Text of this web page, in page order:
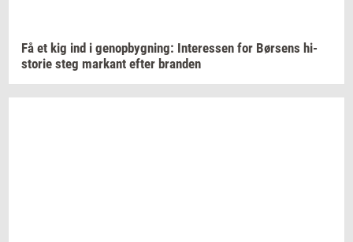
Få et kig ind i genop­byg­ning: In­ter­es­sen for Bør­sens hi­
sto­rie steg mar­kant efter bran­den